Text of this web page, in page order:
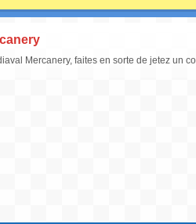
Mercanery, faites en sorte de jetez un